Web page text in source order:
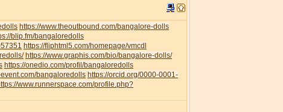
https://www.theoutbound.com/bangalore-dolls
blip.fm/bangaloredolls
https://fliphtml5.com/homepage/vmcdl
https://www.graphis.com/bio/bangalore-dolls/
https://onedio.com/profil/bangaloredolls
bangaloredolls https://orcid.org/0000-0001-
www.runnerspace.com/profile.php?